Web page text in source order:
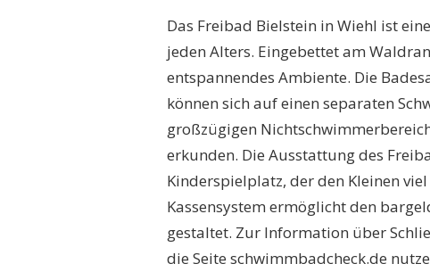
Das Freibad Bielstein in Wiehl ist
jeden Alters. Eingebettet am
entspannendes Ambiente. Die
können sich auf einen separaten
großzügigen
erkunden. Die Ausstattung des
Kinderspielplatz, der den Kleinen
Kassensystem ermöglicht den
gestaltet. Zur Information über
die Seite schwimmbadcheck.de